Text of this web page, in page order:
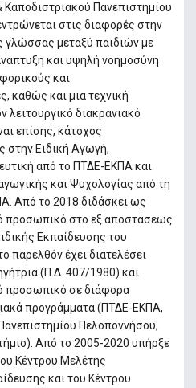
Καποδιστριακού Πανεπιστημίου
στις διαφορές στην
γλώσσας μεταξύ παιδιών με
και υψηλή νοημοσύνη
και
καθώς και μια τεχνική
λειτουργικό διακρανιακό
επίσης, κάτοχος
στην Ειδική Αγωγή,
από το ΠΤΔΕ-ΕΚΠΑ και
και Ψυχολογίας από τη
Από το 2018 διδάσκει ως
προσωπικό στο εξ αποστάσεως
Εκπαίδευσης του
παρελθόν έχει διατελέσει
(Π.Δ. 407/1980) και
προσωπικό σε διάφορα
προγράμματα (ΠΤΔΕ-ΕΚΠΑ,
Πελοποννήσου,
Από το 2005-2020 υπήρξε
Κέντρου Μελέτης
και του Κέντρου